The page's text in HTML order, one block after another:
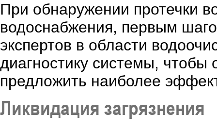
При обнаружении протечки
водоснабжения, первым
экспертов в области
диагностику системы,
предложить наиболее
Ликвидация загрязнения